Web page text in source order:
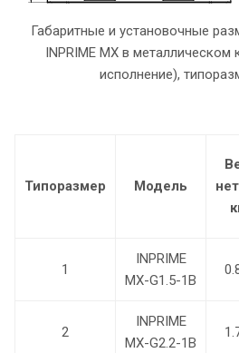
Габаритные и установочные
INPRIME MX в металлическом
исполнение),
Типоразмер Модель
1
INPRIME
MX-G1.5-1B
2
INPRIME
MX-G2.2-1B